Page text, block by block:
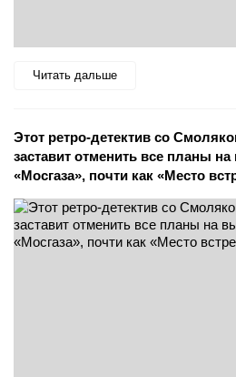
Читать дальше
Этот ретро-детектив со
заставит отменить все планы
«Мосгаза», почти как «Место